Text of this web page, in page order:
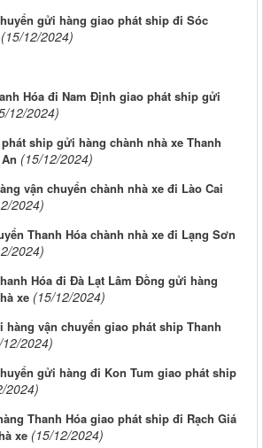
gửi hàng giao phát ship đi Sóc
(15/12/2024)
Hóa đi Nam Định giao phát ship gửi
12/2024)
ship gửi hàng chành nhà xe Thanh
(15/12/2024)
vận chuyển chành nhà xe đi Lào Cai
2024)
Thanh Hóa chành nhà xe đi Lạng Sơn
2024)
Hóa đi Đà Lạt Lâm Đồng gửi hàng
xe (15/12/2024)
hàng vận chuyển giao phát ship Thanh
2024)
gửi hàng đi Kon Tum giao phát ship
2024)
Thanh Hóa giao phát ship đi Rạch Giá
xe (15/12/2024)